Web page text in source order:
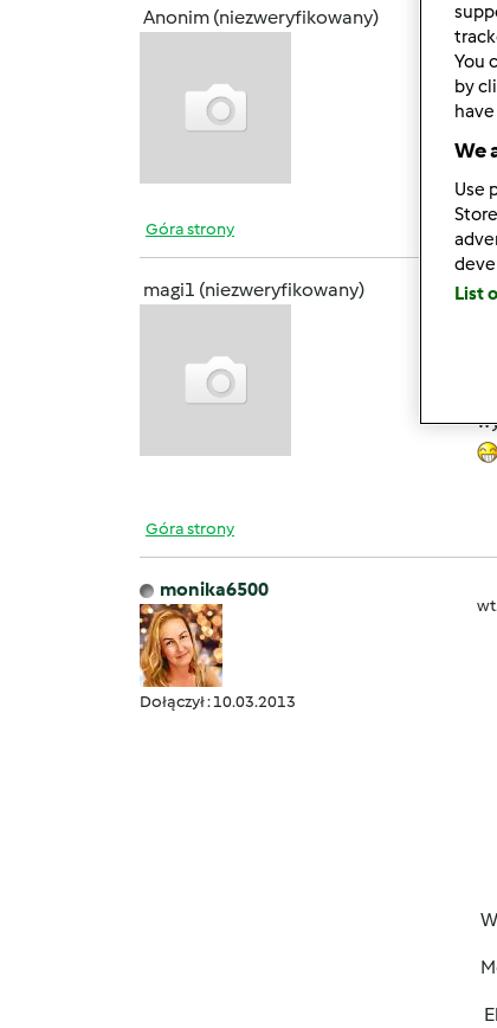
Anonim (niezweryfikowany)
Góra strony
magi1 (niezweryfikowany)
Góra strony
monika6500
Dołączył : 10.03.2013
You
by
We
Use
List